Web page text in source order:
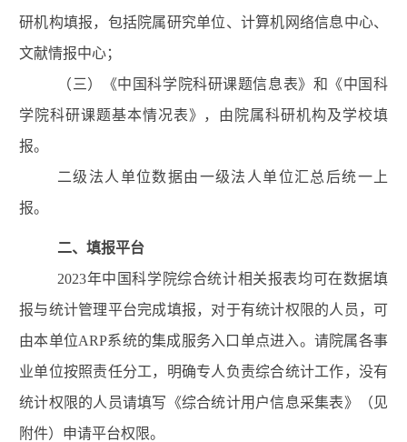
研机构填报，包括院属研究单位、计算机网络信息中心、
文献情报中心；
（三）《中国科学院科研课题信息表》 和 《中国科
学院科研课题基本情况表》， 由院属科研机构及学校填
报。
二级法人单位数据由一级法人单位汇总后统一上
报。
二、 填报平台
2023年中国科学院综合统计相关报表均可在数据填
报与统计管理平台完成填报，对于有统计权限的人员，可
由本单位ARP系统的集成服务入口单点进入。请院属各事
业单位按照责任分工，明确专人负责综合统计工作，没有
统计权限的人员请填写《综合统计用户信息采集表》（见
附件）申请平台权限。